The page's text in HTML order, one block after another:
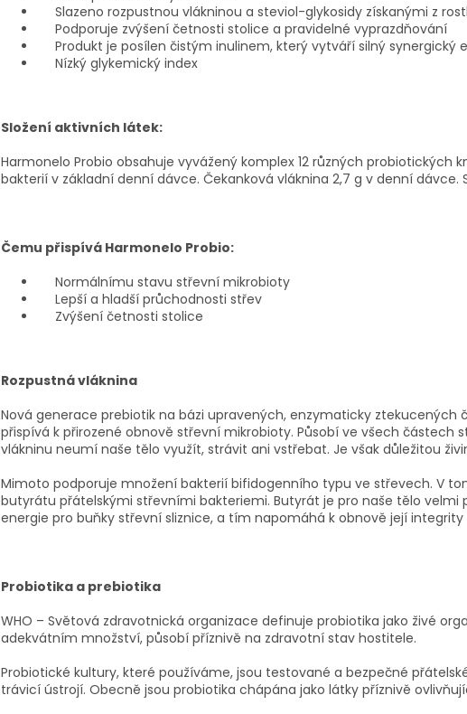
Slazeno rozpustnou vlákninou a steviol-glykosidy získanými z
Podporuje zvýšení četnosti stolice a pravidelné vyprazdňování
Produkt je posílen čistým inulinem, který vytváří silný synergický
Nízký glykemický index
Složení aktivních látek:
Harmonelo Probio obsahuje vyvážený komplex 12 různých probiotických
bakterií v základní denní dávce. Čekanková vláknina 2,7 g v denní dávce.
Čemu přispívá Harmonelo Probio:
Normálnímu stavu střevní mikrobioty
Lepší a hladší průchodnosti střev
Zvýšení četnosti stolice
Rozpustná vláknina
Nová generace prebiotik na bázi upravených, enzymaticky ztekucených
přispívá k přirozené obnově střevní mikrobioty. Působí ve všech částech
vlákninu neumí naše tělo využít, strávit ani vstřebat. Je však důležitou
Mimoto podporuje množení bakterií bifidogenního typu ve střevech. V
butyrátu přátelskými střevními bakteriemi. Butyrát je pro naše tělo velmi
energie pro buňky střevní sliznice, a tím napomáhá k obnově její
Probiotika a prebiotika
WHO – Světová zdravotnická organizace definuje probiotika jako živé
adekvátním množství, působí příznivě na zdravotní stav hostitele.
Probiotické kultury, které používáme, jsou testované a bezpečné
trávicí ústrojí. Obecně jsou probiotika chápána jako látky příznivě